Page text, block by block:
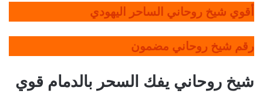
أقوي شيخ روحاني الساحر اليهودي
رقم شيخ روحاني مضمون
شيخ روحاني يفك السحر بالدمام قوي